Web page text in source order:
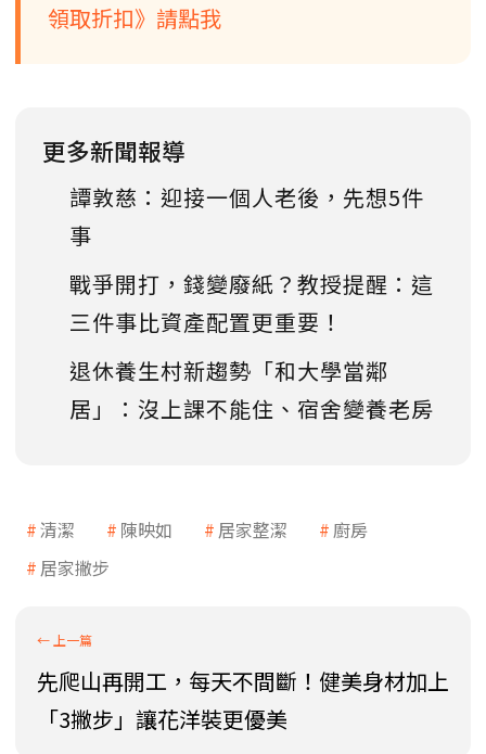
領取折扣》請點我
更多新聞報導
譚敦慈：迎接一個人老後，先想5件
事
戰爭開打，錢變廢紙？教授提醒：這
三件事比資產配置更重要！
退休養生村新趨勢「和大學當鄰
居」：沒上課不能住、宿舍變養老房
清潔 陳映如 居家整潔
廚房
居家撇步
先爬山再開工，每天不間斷！健美身材加上
「3撇步」讓花洋裝更優美